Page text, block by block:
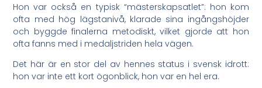
Hon var också en typisk “mästerskapsatlet”: hon kom
ofta med hög lägstanivå, klarade sina ingångshöjder
och byggde finalerna metodiskt, vilket gjorde att hon
ofta fanns med i medaljstriden hela vägen.
Det här är en stor del av hennes status i svensk idrott:
hon var inte ett kort ögonblick, hon var en hel era.